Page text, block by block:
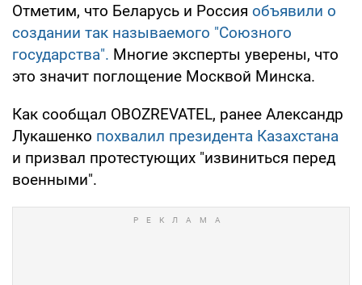
Отметим, что Беларусь и Россия объявили о
создании так называемого "Союзного
государства". Многие эксперты уверены, что
это значит поглощение Москвой Минска.
Как сообщал OBOZREVATEL, ранее Александр
Лукашенко похвалил президента Казахстана
и призвал протестующих "извиниться перед
военными".